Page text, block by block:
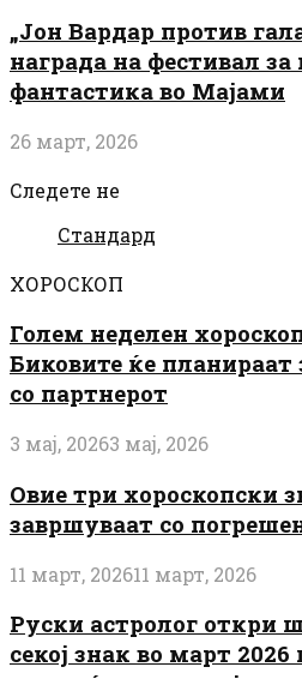
„Јон Вардар против
награда на фестивал
фантастика во Мајами
26 март, 2026
Следете не
Стандард
ХОРОСКОП
Голем неделен
Биковите ќе
со партнерот
3 мај, 20263 мај, 2026
Овие три хороскопски
завршуваат со
11 март, 202611 март, 2026
Руски астролог откри
секој знак во март 2026